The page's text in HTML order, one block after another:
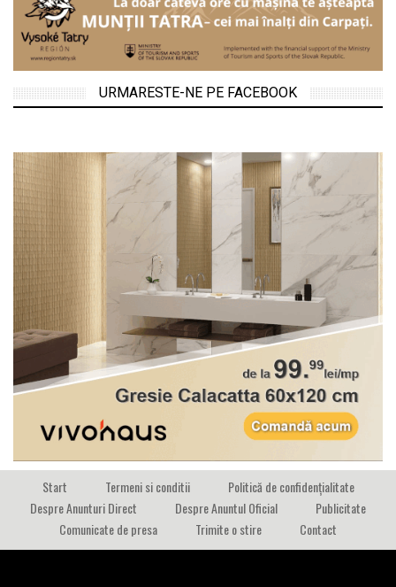
URMARESTE-NE PE FACEBOOK
Start Termeni si conditii
Politică de confidențialitate
Despre Anunturi Direct
Despre Anuntul Oficial
Publicitate
Comunicate de presa
Trimite o stire Contact